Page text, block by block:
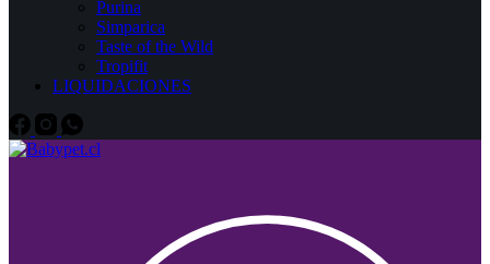
Purina
Simparica
Taste of the Wild
Tropifit
LIQUIDACIONES